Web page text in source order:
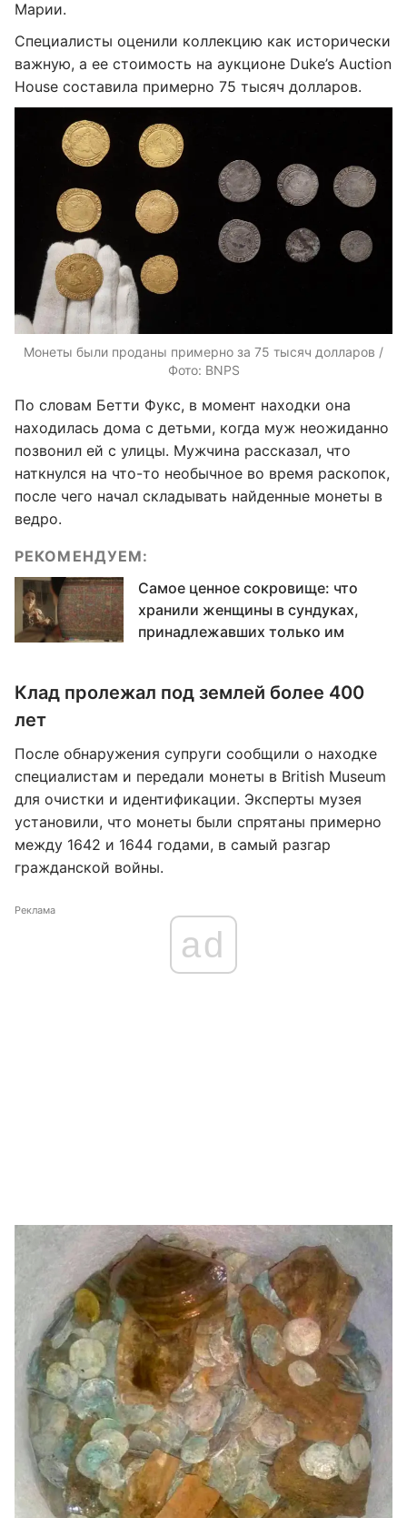
Марии.
Специалисты оценили коллекцию как исторически
важную, а ее стоимость на аукционе Duke’s Auction
House составила примерно 75 тысяч долларов.
Монеты были проданы примерно за 75 тысяч долларов /
Фото: BNPS
По словам Бетти Фукс, в момент находки она
находилась дома с детьми, когда муж неожиданно
позвонил ей с улицы. Мужчина рассказал, что
наткнулся на что-то необычное во время раскопок,
после чего начал складывать найденные монеты в
ведро.
РЕКОМЕНДУЕМ:
Самое ценное сокровище: что
хранили женщины в сундуках,
принадлежавших только им
Клад пролежал под землей более 400
лет
После обнаружения супруги сообщили о находке
специалистам и передали монеты в British Museum
для очистки и идентификации. Эксперты музея
установили, что монеты были спрятаны примерно
между 1642 и 1644 годами, в самый разгар
гражданской войны.
Реклама
ad